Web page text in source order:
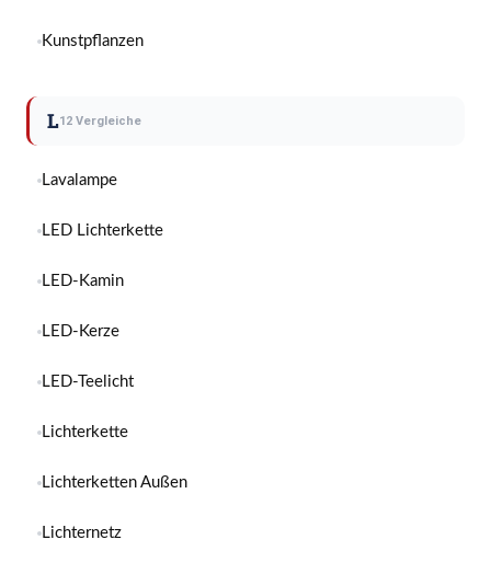
Kunstpflanzen
L12 Vergleiche
Lavalampe
LED Lichterkette
LED-Kamin
LED-Kerze
LED-Teelicht
Lichterkette
Lichterketten Außen
Lichternetz